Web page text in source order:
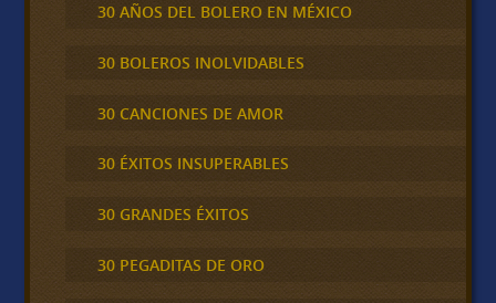
30 AÑOS DEL BOLERO EN MÉXICO
30 BOLEROS INOLVIDABLES
30 CANCIONES DE AMOR
30 ÉXITOS INSUPERABLES
30 GRANDES ÉXITOS
30 PEGADITAS DE ORO